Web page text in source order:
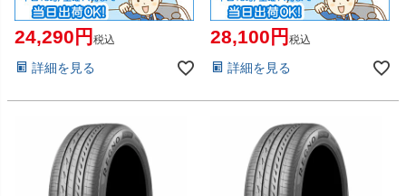
24,290 税込
詳細を見る
28,100 税込
詳細を見る